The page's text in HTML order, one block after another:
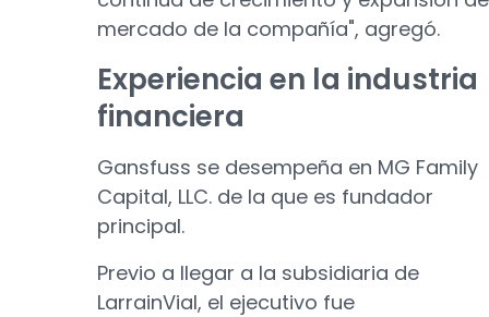
mercado de la compañía", agregó.
Experiencia en la industria
financiera
Gansfuss se desempeña en MG Family
Capital, LLC. de la que es fundador
principal.
Previo a llegar a la subsidiaria de
LarrainVial, el ejecutivo fue